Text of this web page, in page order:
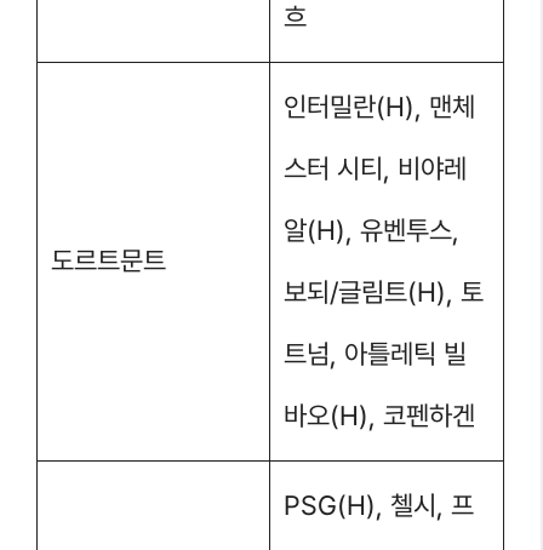
흐
도르트문트
인터밀란(H), 맨체
스터 시티, 비야레
알(H), 유벤투스,
보되/글림트(H), 토
트넘, 아틀레틱 빌
바오(H), 코펜하겐
PSG(H), 첼시, 프